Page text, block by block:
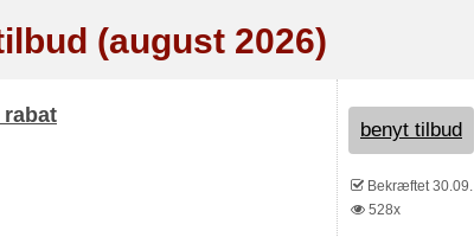
(august 2026)
rabat
benyt tilbud
Bekræftet 30.09.
528x